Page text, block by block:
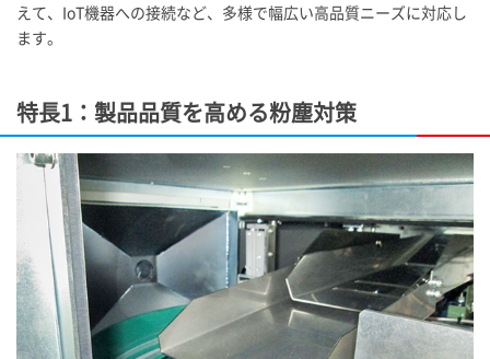
えて、IoT機器への接続など、多様で幅広い高品質ニーズに対応し
ます。
特長1：製品品質を高める粉塵対策